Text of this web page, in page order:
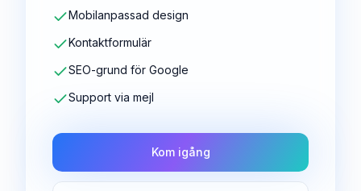
Mobilanpassad design
Kontaktformulär
SEO-grund för Google
Support via mejl
Kom igång